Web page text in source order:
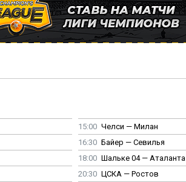
15:00 Челси — Милан
16:30 Байер — Севилья
18:00 Шальке 04 — Аталанта
20:30 ЦСКА — Ростов